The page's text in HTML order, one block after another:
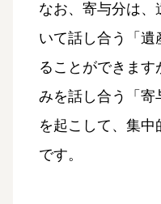
なお、寄与分は、
いて話し合う「遺
ることができま
みを話し合う「寄
を起こして、集
です。